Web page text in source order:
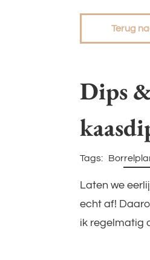
Terug
Dips
Tags:
Filters
Laten we
echt af!
ik regelmatig